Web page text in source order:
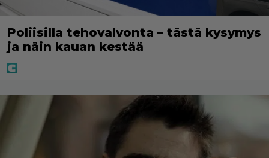
Poliisilla tehovalvonta – tästä kysymys
ja näin kauan kestää